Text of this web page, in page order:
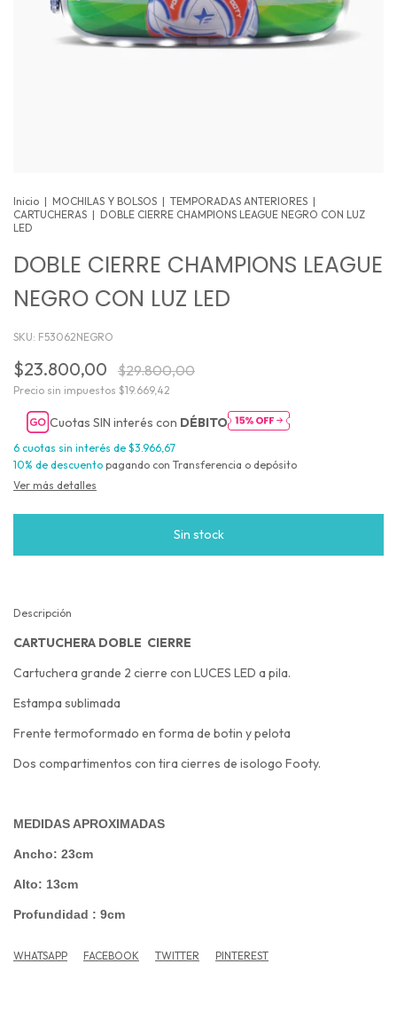
Inicio | MOCHILAS Y BOLSOS | TEMPORADAS ANTERIORES |
CARTUCHERAS | DOBLE CIERRE CHAMPIONS LEAGUE NEGRO CON LUZ
LED
DOBLE CIERRE CHAMPIONS LEAGUE
NEGRO CON LUZ LED
SKU: F53062NEGRO
$23.800,00 $29.800,00
Precio sin impuestos $19.669,42
Cuotas SIN interés con DÉBITO
6 cuotas sin interés de $3.966,67
10% de descuento pagando con Transferencia o depósito
Ver más detalles
Descripción
CARTUCHERA DOBLE CIERRE
Cartuchera grande 2 cierre con LUCES LED a pila.
Estampa sublimada
Frente termoformado en forma de botin y pelota
Dos compartimentos con tira cierres de isologo Footy.
MEDIDAS APROXIMADAS
Ancho: 23cm
Alto: 13cm
Profundidad : 9cm
WHATSAPP FACEBOOK TWITTER PINTEREST